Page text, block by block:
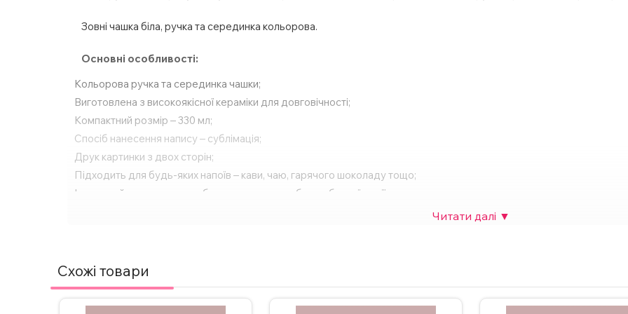
Зовні чашка біла, ручка та серединка кольорова.
Основні особливості:
Кольорова ручка та серединка чашки;
Виготовлена з високоякісної кераміки для довговічності;
Компактний розмір – 330 мл;
Спосіб нанесення напису – сублімація;
Друк картинки з двох сторін;
Підходить для будь-яких напоїв – кави, чаю, гарячого шоколаду тощо;
Ідеальний подарунок для будь-якого свята або особливої події.
За бажанням, надпис на чашці можна змінити, а також можна додати фото. Вартість НЕ зміниться. Для
ВАЖЛИВО!Щоб не пошкодити принт, не рекомендується мити чашку в посудомийній машині та нагрівати у
Додаткові фото надсилаємо у Телеграм/Інстаграм.
Схожі товари